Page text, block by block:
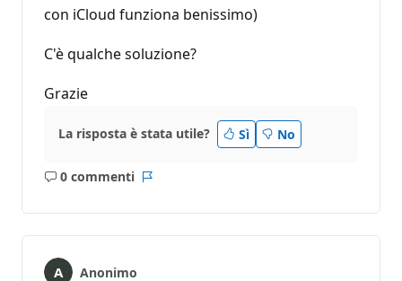
con iCloud funziona benissimo)
C'è qualche soluzione?
Grazie
La risposta è stata utile? Sì No
0 commenti
Nessun
Anonimo